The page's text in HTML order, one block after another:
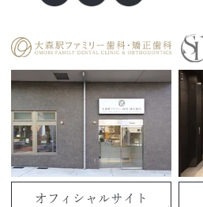
オフィシャルサイト